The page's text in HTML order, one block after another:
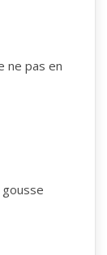
ne pas en